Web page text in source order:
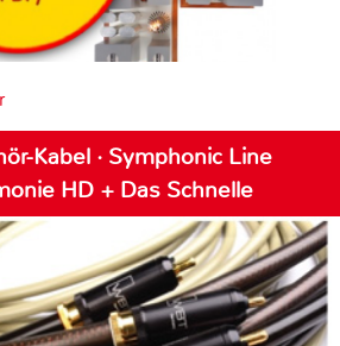
Kabel · Symphonic Line
HD + Das Schnelle